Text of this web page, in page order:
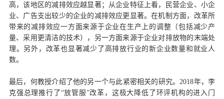
高，该地区的减排效应越显著；从企业特征上看，民营企业、小企
业、广告支出较少的企业的减排效应更显著。在机制方面，改革所
带来的减排效应一方面来源于企业在生产上的调整（包括减少产
量、采用更清洁的技术），另一方面来源于企业对排放物的末端处
理。另外，改革也显著减少了高排放行业的新企业数量和就业人
数。
最后，何教授介绍了他的另一个与此紧密相关的研究。2018年，李
克强总理推行了“放管服”改革，这极大降低了环评机构的进入门